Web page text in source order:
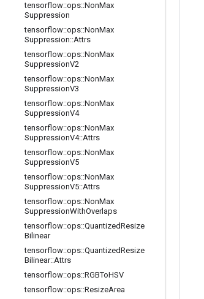
tensorflow::ops::NonMax
Suppression
tensorflow::ops::NonMax
Suppression::Attrs
tensorflow::ops::NonMax
SuppressionV2
tensorflow::ops::NonMax
SuppressionV3
tensorflow::ops::NonMax
SuppressionV4
tensorflow::ops::NonMax
SuppressionV4::Attrs
tensorflow::ops::NonMax
SuppressionV5
tensorflow::ops::NonMax
SuppressionV5::Attrs
tensorflow::ops::NonMax
SuppressionWithOverlaps
tensorflow::ops::QuantizedResize
Bilinear
tensorflow::ops::QuantizedResize
Bilinear::Attrs
tensorflow::ops::RGBToHSV
tensorflow::ops::ResizeArea